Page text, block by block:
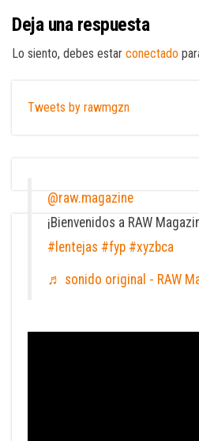
Deja una respuesta
Lo siento, debes estar conectado
Tweets by rawmgzn
@raw.magazine
¡Bienvenidos a RAW
#lentejas #fyp #xyzbca
♬ sonido original - RAW